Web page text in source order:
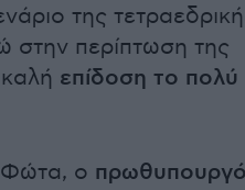
της
στην περίπτωση της
επίδοση το πολύ
Φώτα, ο